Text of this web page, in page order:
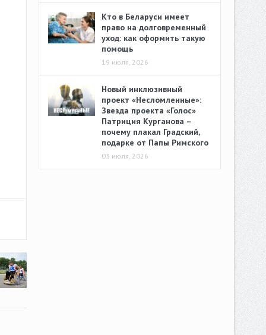
Кто в Беларуси имеет
право на долговременный
уход: как оформить такую
помощь
19 июля, 2026
Новый инклюзивный
проект «Несломленные»:
Звезда проекта «Голос»
Патриция Курганова –
почему плакал Градский,
подарке от Папы Римского
03 июля, 2026